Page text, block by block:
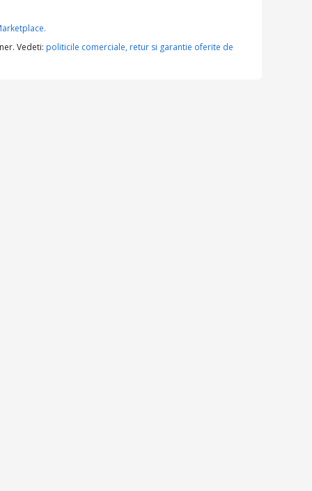
Vedeti: politicile comerciale, retur si garantie oferite de